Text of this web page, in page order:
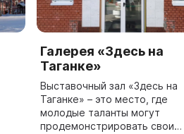
Галерея «Здесь на
Таганке»
Выставочный зал «Здесь на
Таганке» – это место, где
молодые таланты могут
продемонстрировать свои